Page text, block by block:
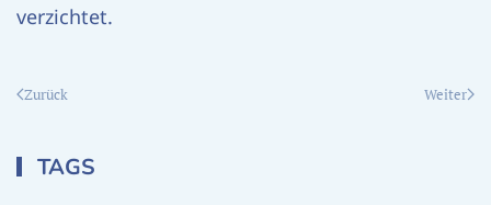
verzichtet.
Zurück Weiter
TAGS